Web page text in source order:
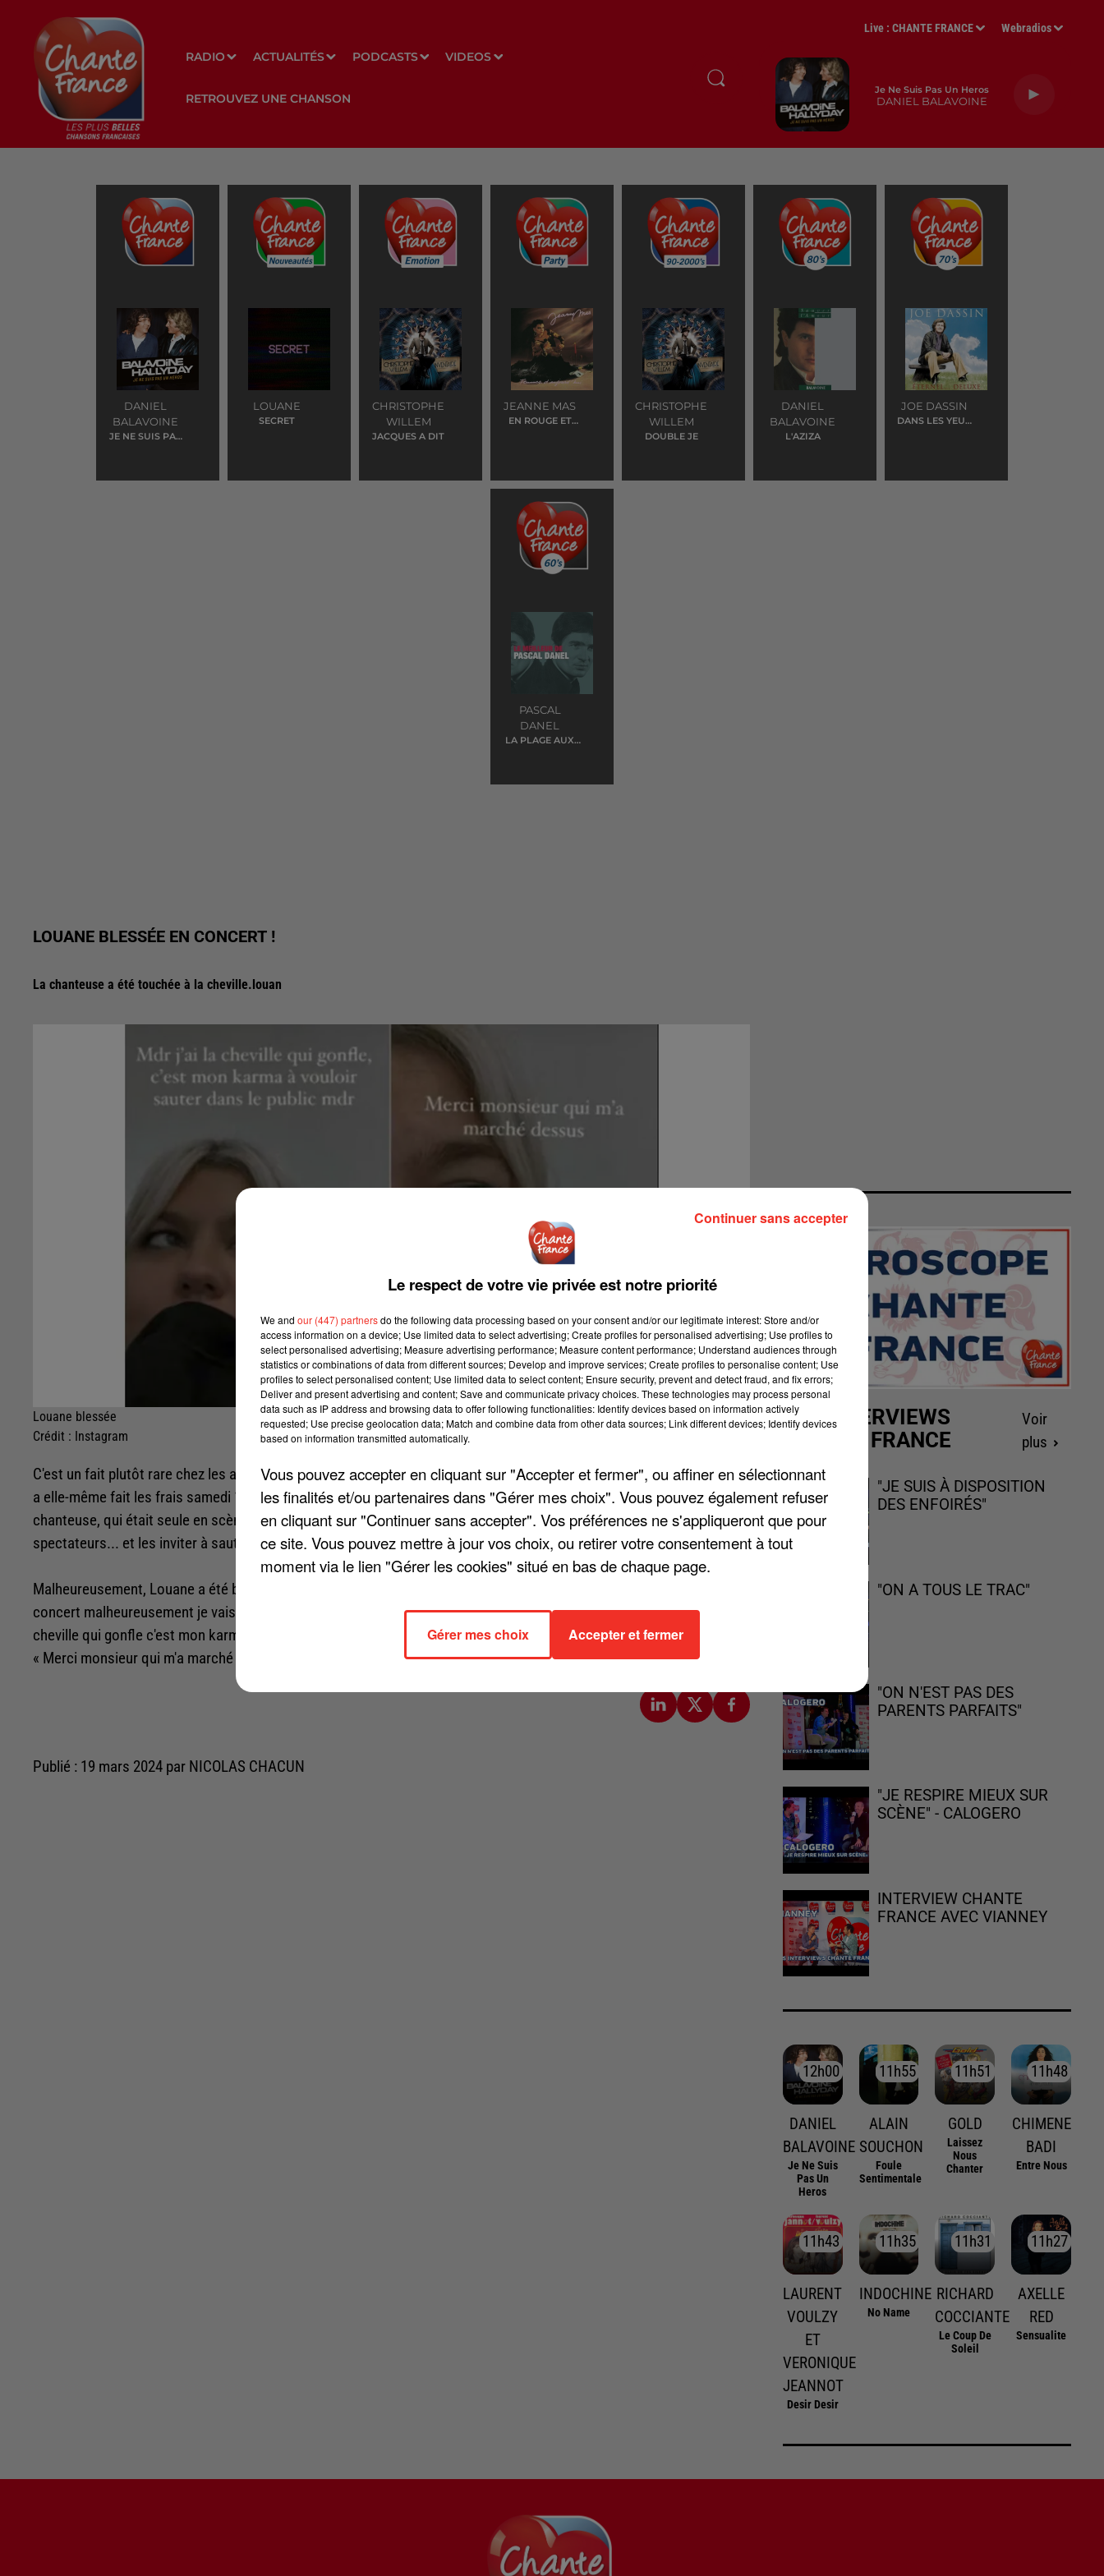
RADIO ACTUALITÉS PODCASTS VIDEOS
RETROUVEZ UNE CHANSON
Live :CHANTE FRANCE Webradios
Je Ne Suis Pas Un Heros
DANIEL BALAVOINE
DANIEL
BALAVOINE
JE NE SUIS PAS
LOUANE
SECRET
CHRISTOPHE
WILLEM
JACQUES A DIT
JEANNE MAS
EN ROUGE ET
CHRISTOPHE
WILLEM
DOUBLE JE
DANIEL
BALAVOINE
L'AZIZA
JOE DASSIN
DANS LES YEUX
PASCAL
DANEL
LA PLAGE AUX
LOUANE BLESSÉE EN CONCERT !
La chanteuse a été touchée à la cheville.louan
Louane blessée
Crédit : Instagram
C'est un fait plutôt rare chez les artistes de la chanson française, mais qui survient parfois tout de même. Louane en
a elle-même fait les frais samedi 16 mars, alors qu'elle donnait un concert au Touquet. Lors de cet événement, la
chanteuse, qui était seule en scène, a fait monter la pression avant de descendre partager un moment avec ses
spectateurs... et les inviter à sauter !
Malheureusement, Louane a été blessée à ce moment-là : « Je suis désolée je me suis fait mal à la cheville pendant le
concert malheureusement je vais pas pouvoir sortir ce soir », a-t-elle écrit sur les réseaux sociaux. « Mdr j'ai la
cheville qui gonfle c'est mon karma à vouloir sauter dans le public », écrit encore la jeune maman, avant de conclure :
« Merci monsieur qui m'a marché dessus ». On souhaite à Louane un prompt rétablissement.
Publié : 19 mars 2024 par NICOLAS CHACUN
LES INTERVIEWS
CHANTE FRANCE
Voir
plus
"JE SUIS À DISPOSITION
DES ENFOIRÉS"
"ON A TOUS LE TRAC"
"ON N'EST PAS DES
PARENTS PARFAITS"
"JE RESPIRE MIEUX SUR
SCÈNE" - CALOGERO
INTERVIEW CHANTE
FRANCE AVEC VIANNEY
12h00
12h00
DANIEL
BALAVOINE
Je Ne Suis
Pas Un
Heros
11h55
11h55
ALAIN
SOUCHON
Foule
Sentimentale
11h51
11h51
GOLD
Laissez
Nous
Chanter
11h48
11h48
CHIMENE
BADI
Entre Nous
11h43
11h43
LAURENT
VOULZY
ET
VERONIQUE
JEANNOT
Desir Desir
11h35
11h35
INDOCHINE
No Name
11h31
11h31
RICHARD
COCCIANTE
Le Coup De
Soleil
11h27
11h27
AXELLE
RED
Sensualite
Le respect de votre vie privée est notre priorité
We and our (447) partnersdo the following data processing based on your consent and/or our legitimate interest: Store and/or
access information on a device; Use limited data to select advertising; Create profiles for personalised advertising; Use profiles to
select personalised advertising; Measure advertising performance; Measure content performance; Understand audiences through
statistics or combinations of data from different sources; Develop and improve services; Create profiles to personalise content; Use
profiles to select personalised content; Use limited data to select content; Ensure security, prevent and detect fraud, and fix errors;
Deliver and present advertising and content; Save and communicate privacy choices. These technologies may process personal
data such as IP address and browsing data to offer following functionalities: Identify devices based on information actively
requested; Use precise geolocation data; Match and combine data from other data sources; Link different devices; Identify devices
based on information transmitted automatically.
Vous pouvez accepter en cliquant sur "Accepter et fermer", ou affiner en sélectionnant
les finalités et/ou partenaires dans "Gérer mes choix". Vous pouvez également refuser
en cliquant sur "Continuer sans accepter". Vos préférences ne s'appliqueront que pour
ce site. Vous pouvez mettre à jour vos choix, ou retirer votre consentement à tout
moment via le lien "Gérer les cookies" situé en bas de chaque page.
Gérer mes choix Accepter et fermer
Continuer sans accepter